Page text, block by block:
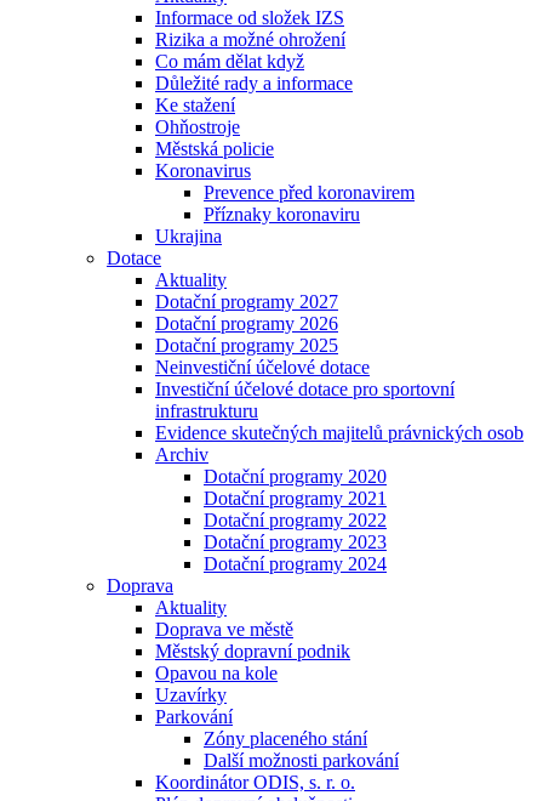
Informace od složek IZS
Rizika a možné ohrožení
Co mám dělat když
Důležité rady a informace
Ke stažení
Ohňostroje
Městská policie
Koronavirus
Prevence před koronavirem
Příznaky koronaviru
Ukrajina
Dotace
Aktuality
Dotační programy 2027
Dotační programy 2026
Dotační programy 2025
Neinvestiční účelové dotace
Investiční účelové dotace pro sportovní
infrastrukturu
Evidence skutečných majitelů právnických osob
Archiv
Dotační programy 2020
Dotační programy 2021
Dotační programy 2022
Dotační programy 2023
Dotační programy 2024
Doprava
Aktuality
Doprava ve městě
Městský dopravní podnik
Opavou na kole
Uzavírky
Parkování
Zóny placeného stání
Další možnosti parkování
Koordinátor ODIS, s. r. o.